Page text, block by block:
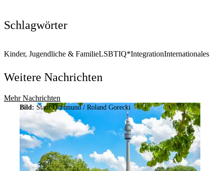
Schlagwörter
Kinder, Jugendliche & FamilieLSBTIQ*IntegrationInternationales
Weitere Nachrichten
Mehr Nachrichten
Bild: Stadt Dortmund / Roland Gorecki